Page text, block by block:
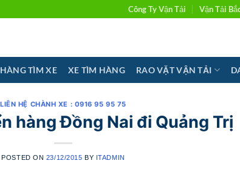
Công Ty Vận Tải Vận Tải
HÀNG TÌM XE XE TÌM HÀNG RAO VẶT VẬN TẢI
LIÊN HỆ CHÀNH XE : 0916 95 95 75
hàng Đồng Nai đi Quảng Trị
POSTED ON 23/12/2015 BY ITADMIN